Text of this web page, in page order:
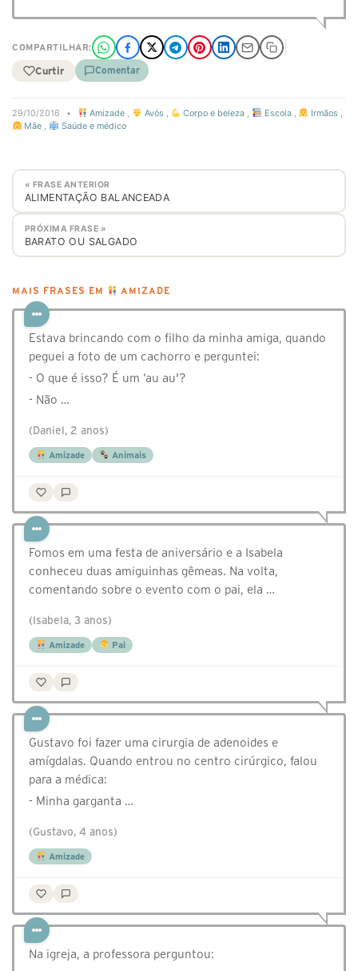
COMPARTILHAR:
Curtir Comentar
29/10/2016 • Amizade , Avós , Corpo e beleza , Escola, Irmãos ,
Mãe , Saúde e médico
« FRASE ANTERIOR
ALIMENTAÇÃO BALANCEADA
PRÓXIMA FRASE »
BARATO OU SALGADO
MAIS FRASES EM AMIZADE
Estava brincando com o filho da minha amiga, quando
peguei a foto de um cachorro e perguntei:
- O que é isso? É um ‘au au'?
- Não …
(Daniel, 2 anos)
Amizade Animais
Fomos em uma festa de aniversário e a Isabela
conheceu duas amiguinhas gêmeas. Na volta,
comentando sobre o evento com o pai, ela …
(Isabela, 3 anos)
Amizade Pai
Gustavo foi fazer uma cirurgia de adenoides e
amígdalas. Quando entrou no centro cirúrgico, falou
para a médica:
- Minha garganta …
(Gustavo, 4 anos)
Amizade
Na igreja, a professora perguntou: